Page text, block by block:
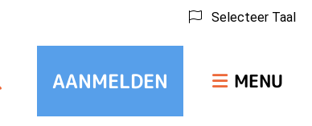
Selecteer Taal
Hoofdmenu
MENU
ZoekenAANMELDEN